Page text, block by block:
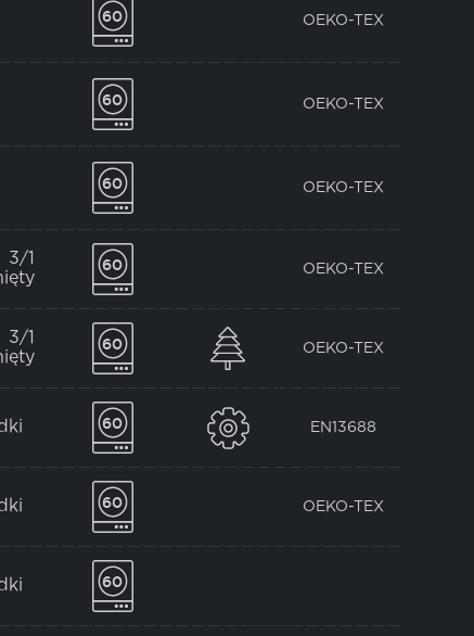
OEKO-TEX
OEKO-TEX
OEKO-TEX
3/1
OEKO-TEX
3/1
OEKO-TEX
EN13688
OEKO-TEX